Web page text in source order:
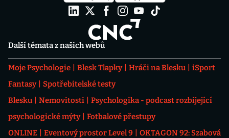
Další témata z našich webů
Moje Psychologie Blesk Tlapky Hráči na Blesku
iSport
Fantasy
Spotřebitelské testy
Blesku
Nemovitosti
Psychologika - podcast rozbíjející
psychologické mýty
Fotbalové přestupy
ONLINE
Eventový prostor Level 9
OKTAGON 92: Szabová